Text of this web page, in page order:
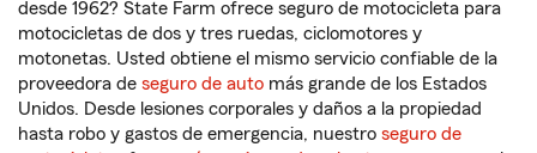
desde 1962? State Farm ofrece seguro de motocicleta para
motocicletas de dos y tres ruedas, ciclomotores y
motonetas. Usted obtiene el mismo servicio confiable de la
proveedora de seguro de auto más grande de los Estados
Unidos. Desde lesiones corporales y daños a la propiedad
hasta robo y gastos de emergencia, nuestro seguro de